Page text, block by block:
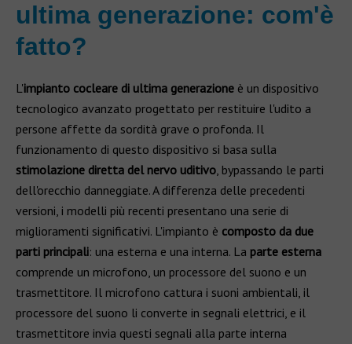
ultima generazione: com'è
fatto?
L'impianto cocleare di ultima generazione è un dispositivo
tecnologico avanzato progettato per restituire l'udito a
persone affette da sordità grave o profonda. Il
funzionamento di questo dispositivo si basa sulla
stimolazione diretta del nervo uditivo, bypassando le parti
dell'orecchio danneggiate. A differenza delle precedenti
versioni, i modelli più recenti presentano una serie di
miglioramenti significativi. L'impianto è composto da due
parti principali: una esterna e una interna. La parte esterna
comprende un microfono, un processore del suono e un
trasmettitore. Il microfono cattura i suoni ambientali, il
processore del suono li converte in segnali elettrici, e il
trasmettitore invia questi segnali alla parte interna